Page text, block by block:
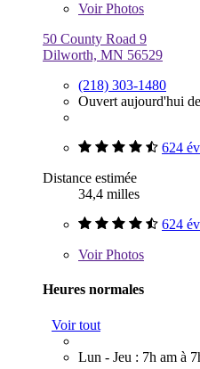
VoirPhotos
50 County Road 9
Dilworth, MN 56529
(218) 303-1480
Ouvert aujourd'hui
624
Distance estimée
34,4 milles
624
VoirPhotos
Heures normales
Voir tout
Lun - Jeu : 7h am à